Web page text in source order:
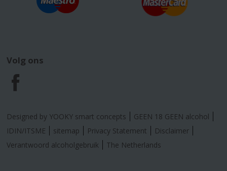
Volg ons
F
a
c
Designed by YOOKY smart concepts
GEEN 18 GEEN alcohol
IDIN/ITSME
sitemap Privacy Statement
Disclaimer
Verantwoord alcoholgebruik
The Netherlands